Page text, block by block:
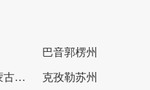
巴音郭楞州
博尔塔拉蒙古自治州 克孜勒苏州